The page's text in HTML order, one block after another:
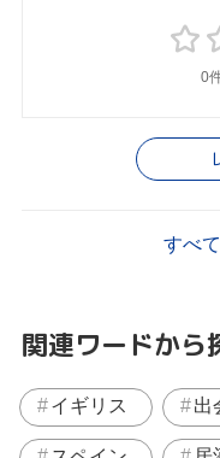
0
すべ
関連ワードから
イギリス 出